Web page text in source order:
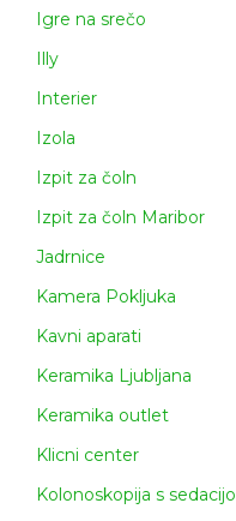
Igre na srečo
Illy
Interier
Izola
Izpit za čoln
Izpit za čoln Maribor
Jadrnice
Kamera Pokljuka
Kavni aparati
Keramika Ljubljana
Keramika outlet
Klicni center
Kolonoskopija s sedacijo